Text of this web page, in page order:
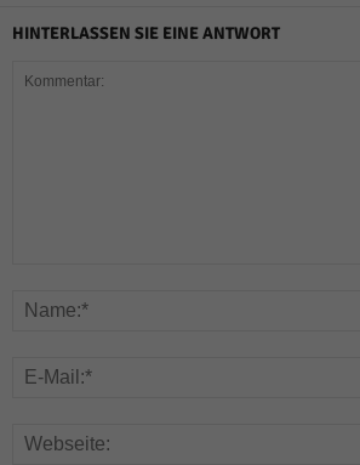
HINTERLASSEN SIE EINE ANTWORT